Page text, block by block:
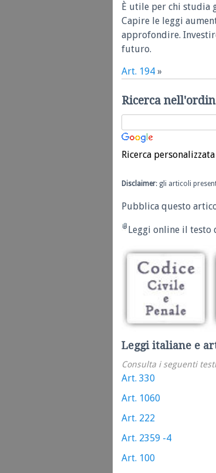
È utile per chi studia
Capire le leggi
approfondire.
futuro.
Art. 194 »
Ricerca
Ricerca personalizzata
Disclaimer: gli articoli
Pubblica questo
Leggi online il testo
Leggi italiane e
Consulta i seguenti
Art. 330
Art. 1060
Art. 222
Art. 2359 -4
Art. 100